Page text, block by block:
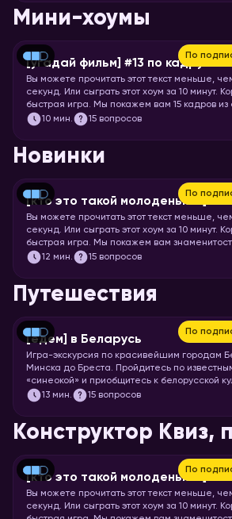
Мини-хоумы
По
[угадай фильм] #13 по кадру
Вы можете прочитать этот текст меньше,
секунд. Или сыграть этот хоум за 10 минут.
быстрая игра. Мы покажем вам 15 кадров из
мультфильмов и аниме, а ваша задача –
10 мин. 15 вопросов
Новинки
По
[кто это такой молоденький] #5
Вы можете прочитать этот текст меньше,
секунд. Или сыграть этот хоум за 10 минут.
быстрая игра. Мы покажем вам
раннем возрасте, а ваша задача – узнать
12 мин. 15 вопросов
Путешествия
По
[едем] в Беларусь
Игра-экскурсия по красивейшим городам
Минска до Бреста. Пройдитесь по
«синеокой» и приобщитесь к белорусской
Скорее запускайте хоум!
13 мин. 15 вопросов
Конструктор Квиз,
По
[кто это такой молоденький] #5
Вы можете прочитать этот текст меньше,
секунд. Или сыграть этот хоум за 10 минут.